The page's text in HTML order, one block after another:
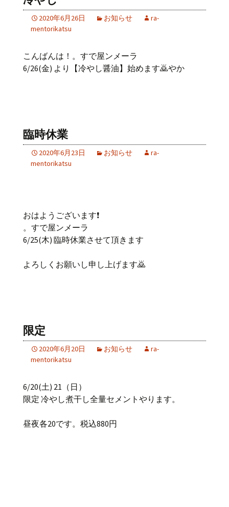
2020年6月26日 お知らせ
ra-
mentorikatsu
こんばんは！。すで屋ンメーラ
6/26(金) より【冷やし醤油】始めます🙇やか
臨時休業
2020年6月23日 お知らせ
ra-
mentorikatsu
おはようございます❗
。すで屋ンメーラ
6/25(木) 臨時休業させて頂きます
よろしくお願いし申し上げます🙇
限定
2020年6月20日 お知らせ
ra-
mentorikatsu
6/20(土) 21（日）
限定 冷やし煮干し全量セメントやります。
昼夜各20です。税込880円